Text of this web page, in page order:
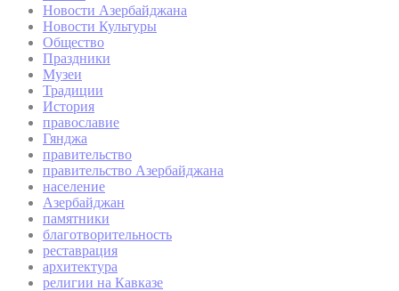
Новости Азербайджана
Новости Культуры
Общество
Праздники
Музеи
Традиции
История
православие
Гянджа
правительство
правительство Азербайджана
население
Азербайджан
памятники
благотворительность
реставрация
архитектура
религии на Кавказе